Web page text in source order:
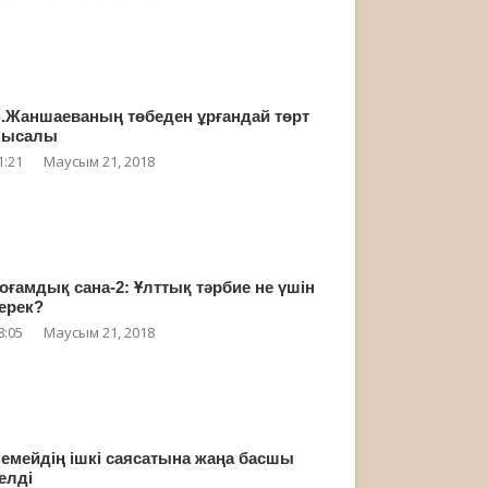
төбеден ұрғандай төрт
Маусым 21, 2018
сана-2: Ұлттық тәрбие не үшін
Маусым 21, 2018
ішкі саясатына жаңа басшы